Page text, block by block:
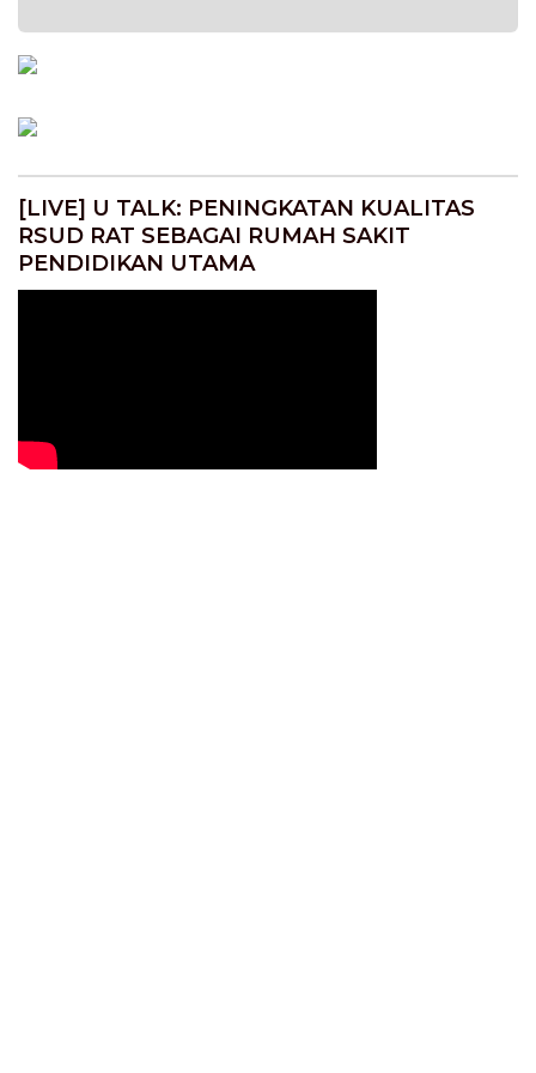
[LIVE] U TALK: PENINGKATAN KUALITAS
RSUD RAT SEBAGAI RUMAH SAKIT
PENDIDIKAN UTAMA